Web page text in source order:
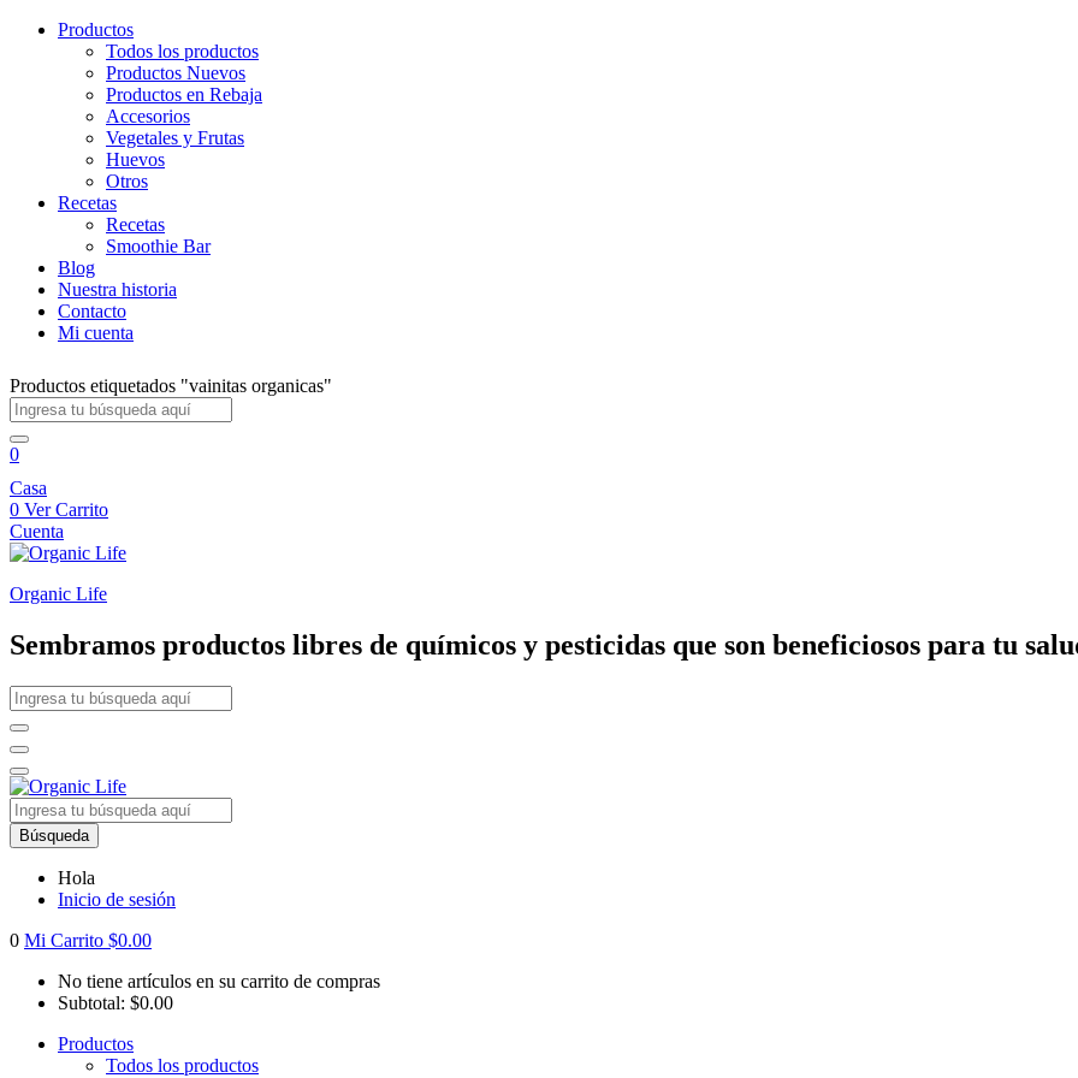
Productos
Todos los productos
Productos Nuevos
Productos en Rebaja
Accesorios
Vegetales y Frutas
Huevos
Otros
Recetas
Recetas
Smoothie Bar
Blog
Nuestra historia
Contacto
Mi cuenta
Productos etiquetados "vainitas organicas"
0
Casa
0 Ver Carrito
Cuenta
Organic Life
Sembramos productos libres de químicos y pesticidas que son beneficiosos para tu
Búsqueda
Hola
Inicio de sesión
0 Mi Carrito $0.00
No tiene artículos en su carrito de compras
Subtotal: $0.00
Productos
Todos los productos